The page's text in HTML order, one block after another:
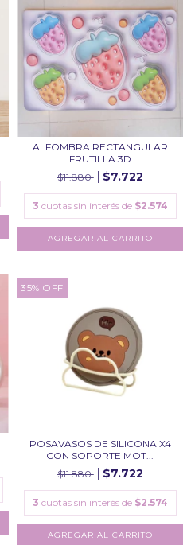
ALFOMBRA RECTANGULAR
FRUTILLA 3D
$11.880
$7.722
3 cuotas sin interés de $2.574
35% OFF
POSAVASOS DE SILICONA X4
CON SOPORTE MOT...
$11.880
$7.722
3 cuotas sin interés de $2.574